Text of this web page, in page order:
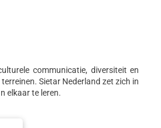
communicatie, diversiteit en
Sietar Nederland zet zich in
elkaar te leren.